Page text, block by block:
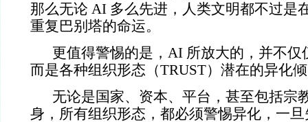
那么无论 AI 多么先进，人类文明都不过是
重复巴别塔的命运。
更值得警惕的是，AI 所放大的，并不仅
而是各种组织形态（TRUST）潜在的异化
无论是国家、资本、平台，甚至包括宗
身，所有组织形态，都必须警惕异化，一